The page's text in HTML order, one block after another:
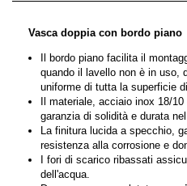
Vasca doppia con bordo piano
Il bordo piano facilita il
quando il lavello non è in uso,
uniforme di tutta la superficie
Il materiale, acciaio inox 18/
garanzia di solidità e durata nel
La finitura lucida a specchio,
resistenza alla corrosione e
I fori di scarico ribassati
dell'acqua.